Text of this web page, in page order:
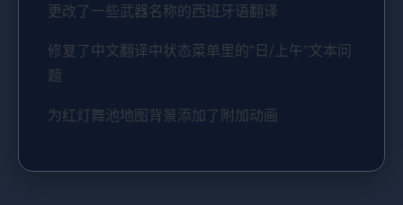
更改了一些武器名称的西班牙语翻译
修复了中文翻译中状态菜单里的”日/上午”文本问
题
为红灯舞池地图背景添加了附加动画